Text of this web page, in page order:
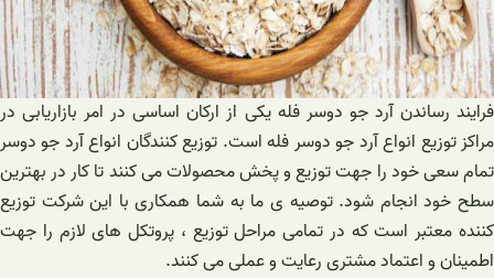
فرایند رساندن آرد جو دوسر فله یکی از ارکان اساسی در امر بازاریابی در
مراکز توزیع انواع آرد جو دوسر فله است. توزیع کنندگان انواع آرد جو دوسر
تمام سعی خود را جهت توزیع و پخش محصولات می کنند تا کار در بهترین
سطح خود انجام شود. توصیه ی ما به شما همکاری با این شرکت توزیع
کننده معتبر است که در تمامی مراحل توزیع ، پروتکل های لازم را جهت
اطمینان و اعتماد مشتری رعایت و عملی می کنند.